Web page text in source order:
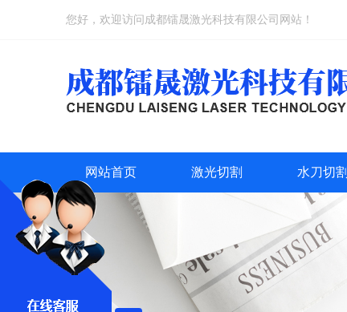
您好，欢迎访问成都镭晟激光科技有限公司网站！
网站首页 激光切割 水刀切割